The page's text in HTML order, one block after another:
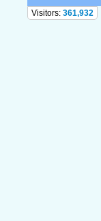
Visitors: 361,932